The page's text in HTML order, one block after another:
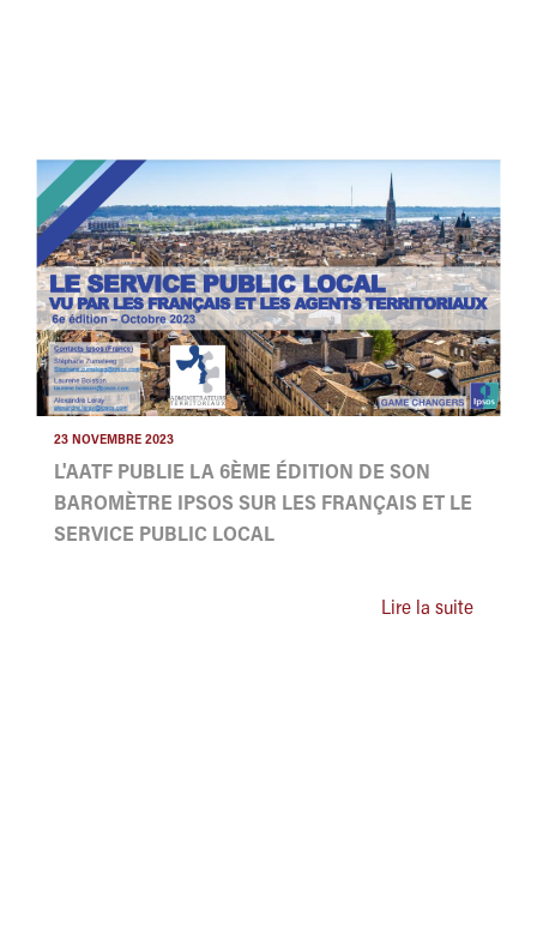
23 NOVEMBRE 2023
L'AATF PUBLIE LA 6ÈME ÉDITION DE SON
BAROMÈTRE IPSOS SUR LES FRANÇAIS ET LE
SERVICE PUBLIC LOCAL
Lire la suite